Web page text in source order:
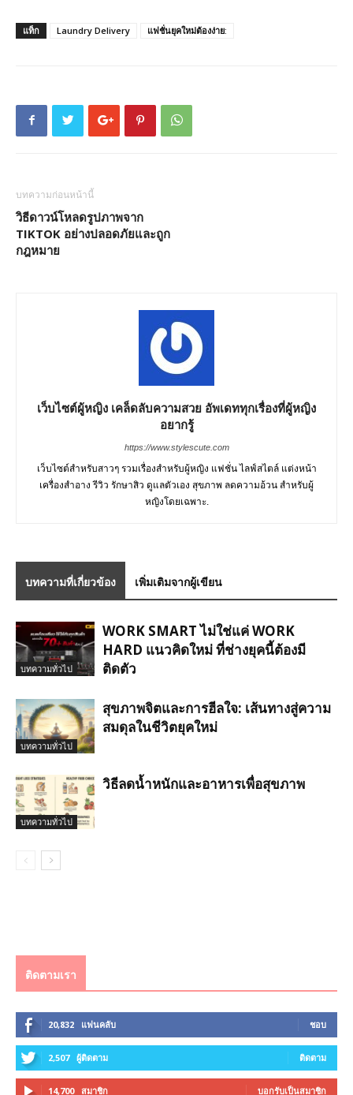
แท็ก Laundry Delivery แฟชั่นยุคใหม่ต้องง่าย:
บทความก่อนหน้านี้
วิธีดาวน์โหลดรูปภาพจาก
TIKTOK อย่างปลอดภัยและถูก
กฎหมาย
เว็บไซต์ผู้หญิง เคล็ดลับความสวย อัพเดททุกเรื่องที่ผู้หญิง
อยากรู้
https://www.stylescute.com
เว็บไซต์สำหรับสาวๆ รวมเรื่องสำหรับผู้หญิง แฟชั่น ไลฟ์สไตล์ แต่งหน้า
เครื่องสำอาง รีวิว รักษาสิว ดูแลตัวเอง สุขภาพ ลดความอ้วน สำหรับผู้
หญิงโดยเฉพาะ.
บทความที่เกี่ยวข้อง เพิ่มเติมจากผู้เขียน
บทความทั่วไป
WORK SMART ไม่ใช่แค่ WORK
HARD แนวคิดใหม่ ที่ช่างยุคนี้ต้องมี
ติดตัว
บทความทั่วไป
สุขภาพจิตและการฮีลใจ: เส้นทางสู่ความ
สมดุลในชีวิตยุคใหม่
บทความทั่วไป
วิธีลดน้ำหนักและอาหารเพื่อสุขภาพ
ติดตามเรา
20,832 แฟนคลับ ชอบ
2,507 ผู้ติดตาม ติดตาม
14,700 สมาชิก บอกรับเป็นสมาชิก